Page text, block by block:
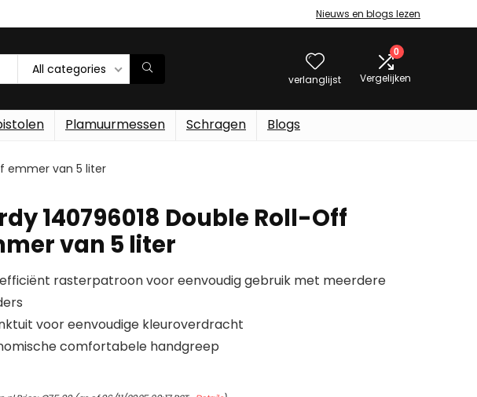
Nieuws en blogs lezen
All categories
verlanglijst
0
Vergelijken
Plamuurmessen Schragen Blogs
emmer van 5 liter
140796018 Double Roll-Off
van 5 liter
rasterpatroon voor eenvoudig gebruik met meerdere
voor eenvoudige kleuroverdracht
comfortabele handgreep